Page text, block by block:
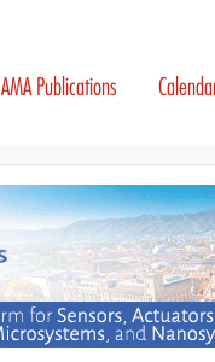
AMA Publications